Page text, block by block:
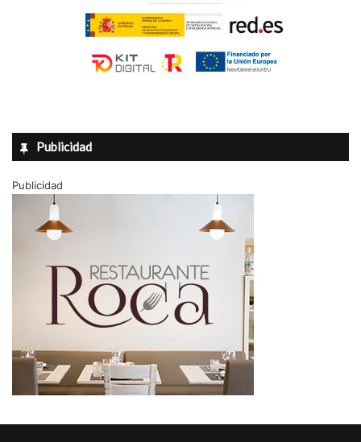
Publicidad
Publicidad